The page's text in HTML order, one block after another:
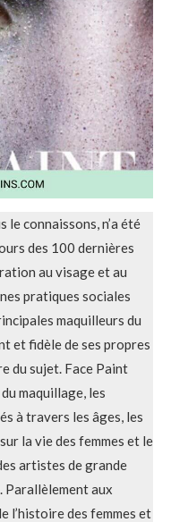
le connaissons, n’a été
des 100 dernières
au visage et au
pratiques sociales
maquilleurs du
et fidèle de ses propres
du sujet. Face Paint
maquillage, les
à travers les âges, les
la vie des femmes et le
artistes de grande
Parallèlement aux
l’histoire des femmes et